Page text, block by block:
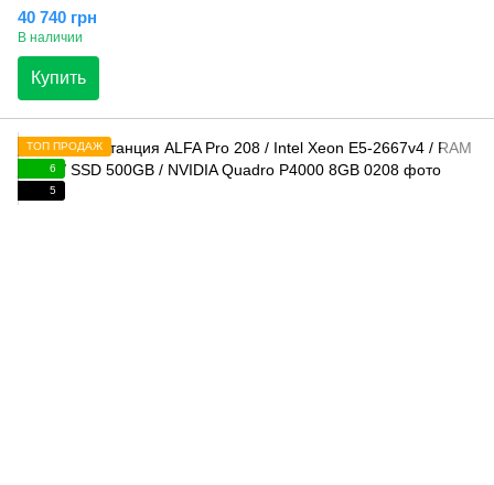
40 740 грн
В наличии
Купить
ТОП ПРОДАЖ
6
5